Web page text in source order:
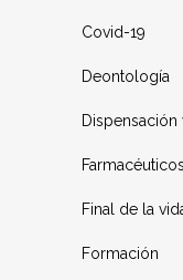
Covid-19
Deontología
Dispensación
Final de la
Formación